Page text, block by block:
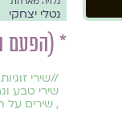
נטלי יצחקי
* (הפעם
//שירי זוגיות
שירי טבע
,שירים על